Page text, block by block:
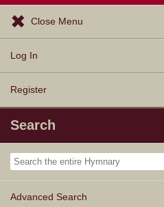
Close Menu
Log In
Register
Search
Advanced Search